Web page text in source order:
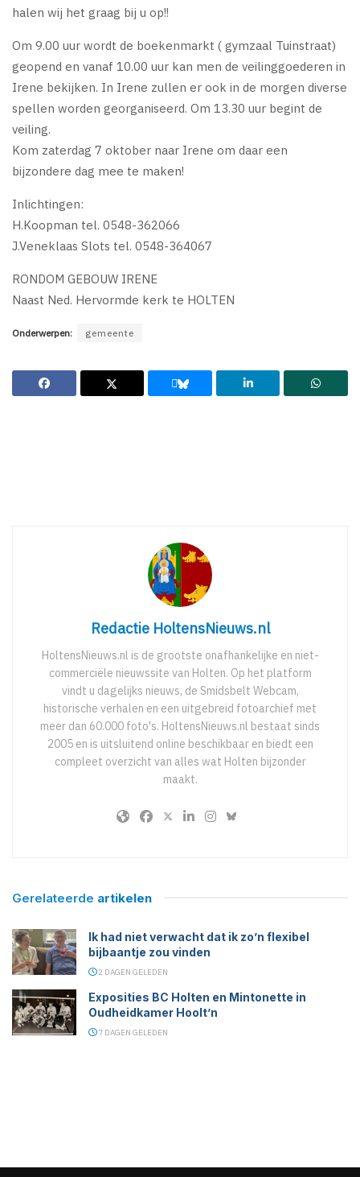
halen wij het graag bij u op!!
Om 9.00 uur wordt de boekenmarkt ( gymzaal Tuinstraat)
geopend en vanaf 10.00 uur kan men de veilinggoederen in
Irene bekijken. In Irene zullen er ook in de morgen diverse
spellen worden georganiseerd. Om 13.30 uur begint de
veiling.
Kom zaterdag 7 oktober naar Irene om daar een
bijzondere dag mee te maken!
Inlichtingen:
H.Koopman tel. 0548-362066
J.Veneklaas Slots tel. 0548-364067
RONDOM GEBOUW IRENE
Naast Ned. Hervormde kerk te HOLTEN
Onderwerpen: gemeente
Redactie HoltensNieuws.nl
HoltensNieuws.nl is de grootste onafhankelijke en niet-
commerciële nieuwssite van Holten. Op het platform
vindt u dagelijks nieuws, de Smidsbelt Webcam,
historische verhalen en een uitgebreid fotoarchief met
meer dan 60.000 foto's. HoltensNieuws.nl bestaat sinds
2005 en is uitsluitend online beschikbaar en biedt een
compleet overzicht van alles wat Holten bijzonder
maakt.
Gerelateerde artikelen
Ik had niet verwacht dat ik zo’n flexibel
bijbaantje zou vinden
2 DAGEN GELEDEN
Exposities BC Holten en Mintonette in
Oudheidkamer Hoolt’n
7 DAGEN GELEDEN